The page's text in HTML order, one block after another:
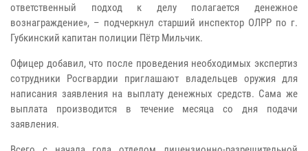
ответственный подход к делу полагается денежное
вознаграждение», – подчеркнул старший инспектор ОЛРР по г.
Губкинский капитан полиции Пётр Мильчик.
Офицер добавил, что после проведения необходимых экспертиз
сотрудники Росгвардии приглашают владельцев оружия для
написания заявления на выплату денежных средств. Сама же
выплата производится в течение месяца со дня подачи
заявления.